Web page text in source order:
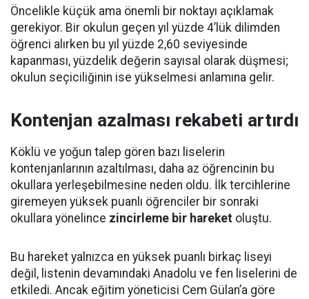
Öncelikle küçük ama önemli bir noktayı açıklamak
gerekiyor. Bir okulun geçen yıl yüzde 4’lük dilimden
öğrenci alırken bu yıl yüzde 2,60 seviyesinde
kapanması, yüzdelik değerin sayısal olarak düşmesi;
okulun seçiciliğinin ise yükselmesi anlamına gelir.
Kontenjan azalması rekabeti artırdı
Köklü ve yoğun talep gören bazı liselerin
kontenjanlarının azaltılması, daha az öğrencinin bu
okullara yerleşebilmesine neden oldu. İlk tercihlerine
giremeyen yüksek puanlı öğrenciler bir sonraki
okullara yönelince zincirleme bir hareket oluştu.
Bu hareket yalnızca en yüksek puanlı birkaç liseyi
değil, listenin devamındaki Anadolu ve fen liselerini de
etkiledi. Ancak eğitim yöneticisi Cem Gülan’a göre